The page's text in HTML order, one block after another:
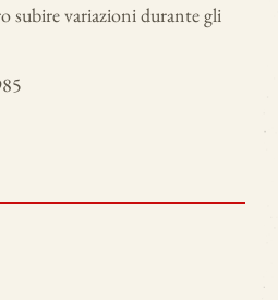
subire variazioni durante gli